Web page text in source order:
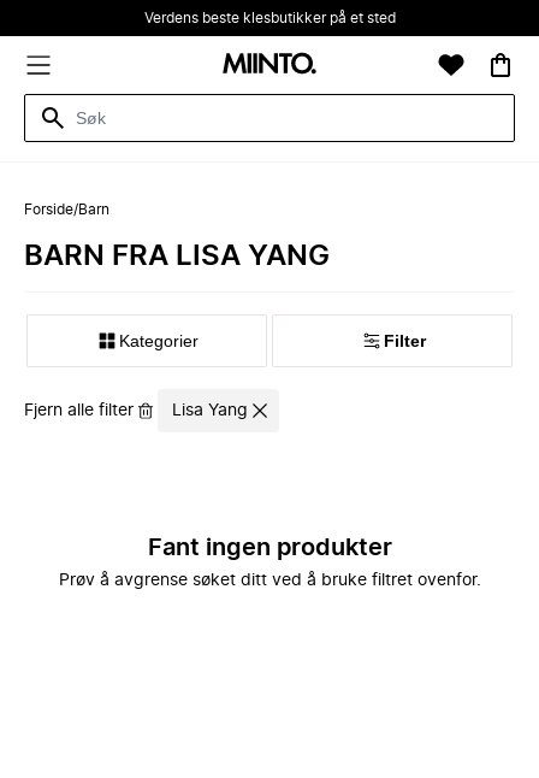
Verdens beste klesbutikker på et sted
Forside/Barn
BARN FRA LISA YANG
Kategorier Filter
Fjern alle filter Lisa Yang
Fant ingen produkter
Prøv å avgrense søket ditt ved å bruke filtret ovenfor.